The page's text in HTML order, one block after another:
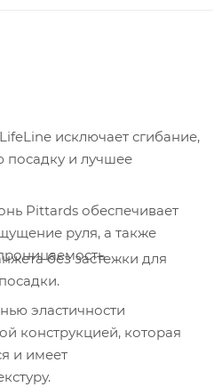
исключает сгибание,
посадку и лучшее
Pittards обеспечивает
руля, а также
без застежки для
эластичности
конструкцией, которая
и имеет